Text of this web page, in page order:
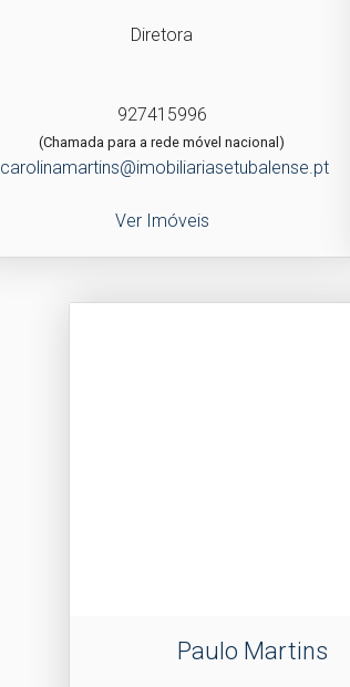
Diretora
927415996
(Chamada para a rede móvel nacional)
carolinamartins@imobiliariasetubalense.pt
Ver Imóveis
Paulo Martins